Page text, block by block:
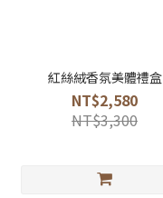
紅絲絨香氛美體禮盒
NT$2,580
NT$3,300